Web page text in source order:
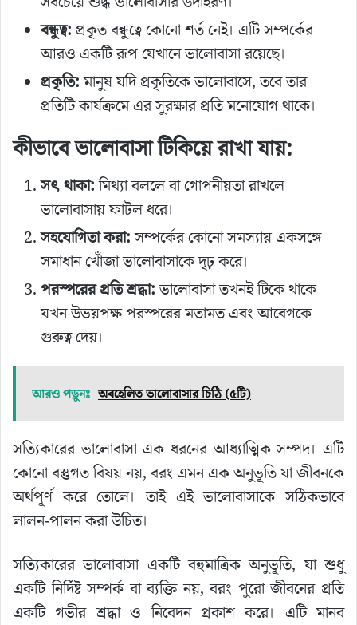
বন্ধুত্ব: প্রকৃত বন্ধুত্বে কোনো শর্ত নেই। এটি সম্পর্কের
আরও একটি রূপ যেখানে ভালোবাসা রয়েছে।
প্রকৃতি:মানুষ যদি প্রকৃতিকে ভালোবাসে, তবে তার
প্রতিটি কার্যক্রমে এর সুরক্ষার প্রতি মনোযোগ থাকে।
কীভাবে ভালোবাসা টিকিয়ে রাখা যায়:
সৎ থাকা:মিথ্যা বললে বা গোপনীয়তা রাখলে
ভালোবাসায় ফাটল ধরে।
সহযোগিতা করা:সম্পর্কের কোনো সমস্যায় একসঙ্গে
সমাধান খোঁজা ভালোবাসাকে দৃঢ় করে।
পরস্পরের প্রতি শ্রদ্ধা:ভালোবাসা তখনই টিকে থাকে
যখন উভয়পক্ষ পরস্পরের মতামত এবং আবেগকে
গুরুত্ব দেয়।
আরও পড়ুনঃ অবহেলিত ভালোবাসার চিঠি (৫টি)
সত্যিকারের ভালোবাসা এক ধরনের আধ্যাত্মিক সম্পদ। এটি
কোনো বস্তুগত বিষয় নয়, বরং এমন এক অনুভূতি যা জীবনকে
অর্থপূর্ণ করে তোলে। তাই এই ভালোবাসাকে সঠিকভাবে
লালন-পালন করা উচিত।
সত্যিকারের ভালোবাসা একটি বহুমাত্রিক অনুভূতি, যা শুধু
একটি নির্দিষ্ট সম্পর্ক বা ব্যক্তি নয়, বরং পুরো জীবনের প্রতি
একটি গভীর শ্রদ্ধা ও নিবেদন প্রকাশ করে। এটি মানব